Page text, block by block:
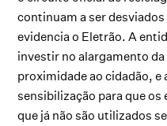
continuam a ser
evidencia o Eletrão. A
investir no alargamento
proximidade ao cidadão, e
sensibilização para que
que já não são utilizados